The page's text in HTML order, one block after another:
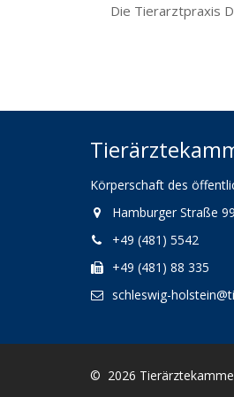
Die Tierarztpraxis
Körperschaft des
Hamburger Straße
+49 (481) 5542
+49 (481) 88 335
schleswig-
© 2026